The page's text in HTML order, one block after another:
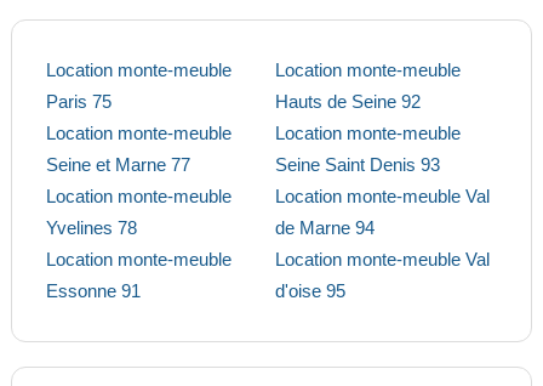
Location monte-meuble
Paris 75
Location monte-meuble
Seine et Marne 77
Location monte-meuble
Yvelines 78
Location monte-meuble
Essonne 91
Location monte-meuble
Hauts de Seine 92
Location monte-meuble
Seine Saint Denis 93
Location monte-meuble Val
de Marne 94
Location monte-meuble Val
d'oise 95